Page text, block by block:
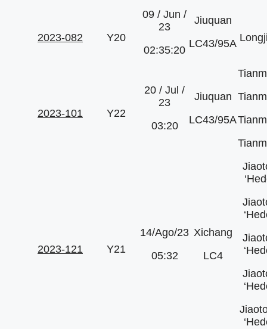
2023-082 Y20
09 / Jun /
23
02:35:20
Jiuquan
LC43/95A
2023-101 Y22
20 / Jul /
23
03:20
Jiuquan
LC43/95A
2023-121 Y21
14/Ago/23
05:32
Xichang
LC4